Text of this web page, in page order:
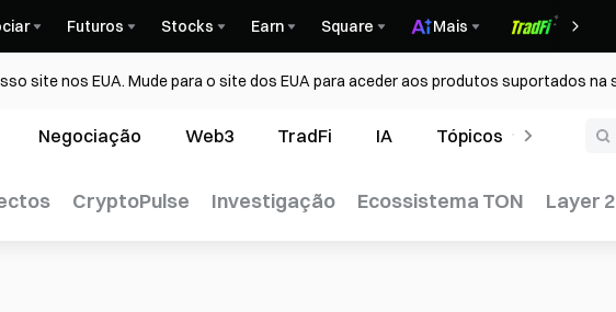
Futuros Stocks Earn Square Mais
site nos EUA. Mude para o site dos EUA para aceder aos produtos suportados na
Negociação Web3 TradFi IA Tópicos
CryptoPulse Investigação Ecossistema TON Layer 2